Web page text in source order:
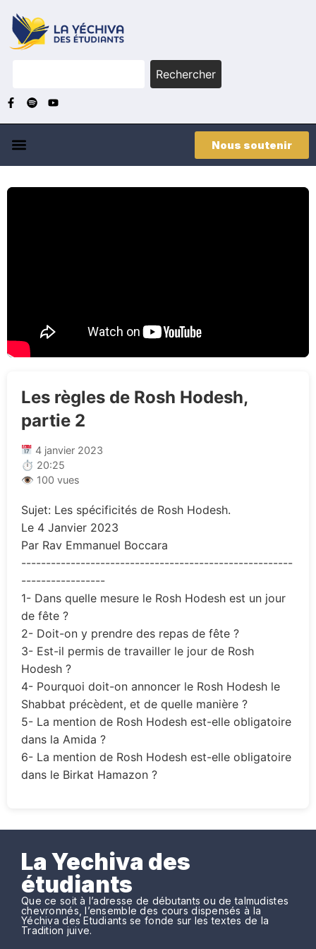
Rechercher
Nous soutenir
Les règles de Rosh Hodesh,
partie 2
4 janvier 2023
⏱ 20:25
👁 100 vues
Sujet: Les spécificités de Rosh Hodesh.
Le 4 Janvier 2023
Par Rav Emmanuel Boccara
-------------------------------------------------------
-----------------
1- Dans quelle mesure le Rosh Hodesh est un jour
de fête ?
2- Doit-on y prendre des repas de fête ?
3- Est-il permis de travailler le jour de Rosh
Hodesh ?
4- Pourquoi doit-on annoncer le Rosh Hodesh le
Shabbat précèdent, et de quelle manière ?
5- La mention de Rosh Hodesh est-elle obligatoire
dans la Amida ?
6- La mention de Rosh Hodesh est-elle obligatoire
dans le Birkat Hamazon ?
La Yechiva des
étudiants
Que ce soit à l’adresse de débutants ou de talmudistes
chevronnés, l’ensemble des cours dispensés à la
Yéchiva des Etudiants se fonde sur les textes de la
Tradition juive.